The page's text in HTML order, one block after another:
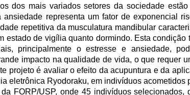
dos mais variados setores da sociedade
ansiedade representa um fator de exponencial
repetitiva da musculatura mandibular
estado de vigília quanto dormindo. Esta
principalmente o estresse e ansiedade,
impacto na qualidade de vida, o que requer
projeto é avaliar o efeito da acupuntura e da
eletrônica Ryodoraku, em indivíduos
FORP/USP, onde 45 indivíduos